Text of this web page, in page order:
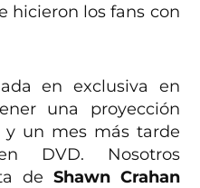
hicieron los fans con
en exclusiva en
una proyección
un mes más tarde
DVD. Nosotros
de Shawn Crahan